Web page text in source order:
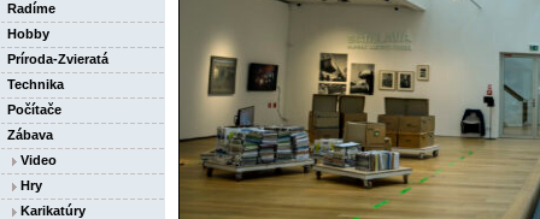
Radíme
Hobby
Príroda-Zvieratá
Technika
Počítače
Zábava
Video
Hry
Karikatúry